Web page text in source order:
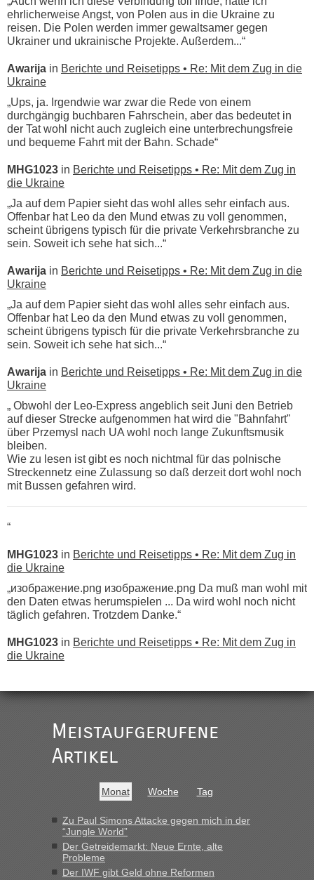
ehrlicherweise Angst, von Polen aus in die Ukraine zu
reisen. Die Polen werden immer gewaltsamer gegen
Ukrainer und ukrainische Projekte. Außerdem...“
Awarija in Berichte und Reisetipps • Re: Mit dem Zug in die
Ukraine
„Ups, ja. Irgendwie war zwar die Rede von einem
durchgängig buchbaren Fahrschein, aber das bedeutet in
der Tat wohl nicht auch zugleich eine unterbrechungsfreie
und bequeme Fahrt mit der Bahn. Schade“
MHG1023 in Berichte und Reisetipps • Re: Mit dem Zug in
die Ukraine
„Ja auf dem Papier sieht das wohl alles sehr einfach aus.
Offenbar hat Leo da den Mund etwas zu voll genommen,
scheint übrigens typisch für die private Verkehrsbranche zu
sein. Soweit ich sehe hat sich...“
Awarija in Berichte und Reisetipps • Re: Mit dem Zug in die
Ukraine
„Ja auf dem Papier sieht das wohl alles sehr einfach aus.
Offenbar hat Leo da den Mund etwas zu voll genommen,
scheint übrigens typisch für die private Verkehrsbranche zu
sein. Soweit ich sehe hat sich...“
Awarija in Berichte und Reisetipps • Re: Mit dem Zug in die
Ukraine
„ Obwohl der Leo-Express angeblich seit Juni den Betrieb
auf dieser Strecke aufgenommen hat wird die "Bahnfahrt"
über Przemysl nach UA wohl noch lange Zukunftsmusik
bleiben.
Wie zu lesen ist gibt es noch nichtmal für das polnische
Streckennetz eine Zulassung so daß derzeit dort wohl noch
mit Bussen gefahren wird.
“
MHG1023 in Berichte und Reisetipps • Re: Mit dem Zug in
die Ukraine
„изображение.png изображение.png Da muß man wohl mit
den Daten etwas herumspielen ... Da wird wohl noch nicht
täglich gefahren. Trotzdem Danke.“
MHG1023 in Berichte und Reisetipps • Re: Mit dem Zug in
die Ukraine
Ist korrekt, aber ich finde man hätte trotzdem im Text gleich
darauf hinweisen können.
War aber nicht "böse" gemeint ...
buchbar - warum auch immer ...
Hab´s versucht - bekomme aber immer angezeigt "auf dieser
Strecke fahren wir nicht"
Meistaufgerufene
Artikel
Monat Woche Tag
Zu Paul Simons Attacke gegen mich in der
“Jungle World”
Der Getreidemarkt: Neue Ernte, alte
Probleme
Der IWF gibt Geld ohne Reformen